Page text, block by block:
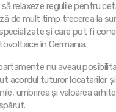
relaxeze regulile pentru
de mult timp trecerea la
și care pot fi
în Germania.
nu aveau
acordul tuturor locatarilor
umbrirea și valoarea